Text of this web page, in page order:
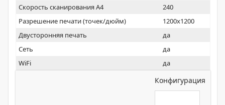
Скорость сканирования А4
240
Разрешение печати (точек/дюйм)
1200x1200
Двусторонняя печать
да
Сеть
да
WiFi
да
Конфигурация